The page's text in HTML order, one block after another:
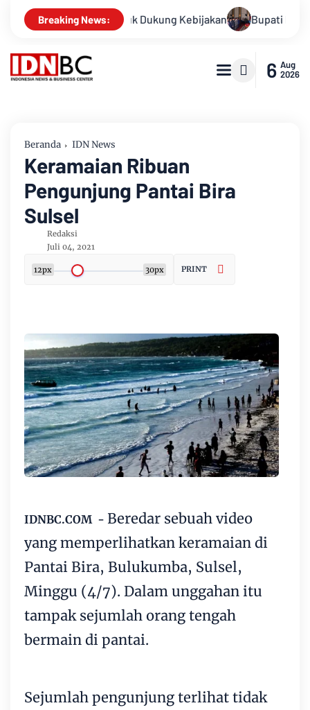
Breaking News:
untuk Dukung Kebijakan Bupati Bengkalis Kasmarni
6 Aug
2026
Beranda IDN News
Keramaian Ribuan
Pengunjung Pantai Bira
Sulsel
Redaksi
Juli 04, 2021
12px 30px PRINT
IDNBC.COM - Beredar sebuah video
yang memperlihatkan keramaian di
Pantai Bira, Bulukumba, Sulsel,
Minggu (4/7). Dalam unggahan itu
tampak sejumlah orang tengah
bermain di pantai.
Sejumlah pengunjung terlihat tidak